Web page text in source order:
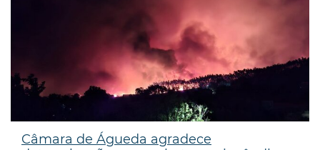
Câmara de Águeda agradece